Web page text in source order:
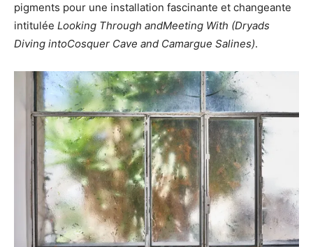
pigments pour une installation fascinante et changeante
intitulée Looking Through andMeeting With (Dryads
Diving intoCosquer Cave and Camargue Salines).